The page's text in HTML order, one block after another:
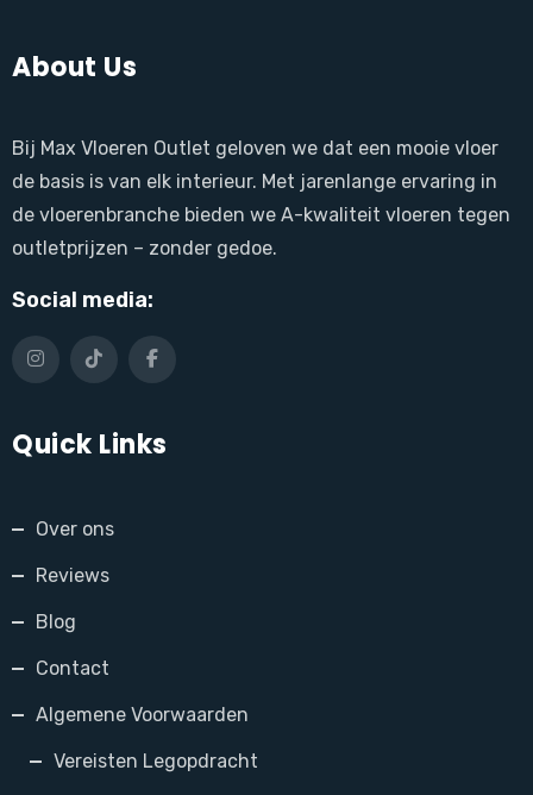
About Us
Bij Max Vloeren Outlet geloven we dat een mooie vloer
de basis is van elk interieur. Met jarenlange ervaring in
de vloerenbranche bieden we A-kwaliteit vloeren tegen
outletprijzen – zonder gedoe.
Social media:
Quick Links
Over ons
Reviews
Blog
Contact
Algemene Voorwaarden
Vereisten Legopdracht